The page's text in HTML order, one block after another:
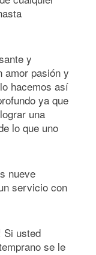
y
amor pasión y
hacemos así
ya que
una
lo que uno
nueve
servicio con
Si usted
se le